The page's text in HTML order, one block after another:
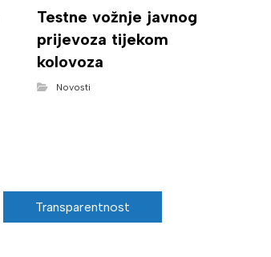
Testne vožnje javnog
prijevoza tijekom
kolovoza
Novosti
Transparentnost